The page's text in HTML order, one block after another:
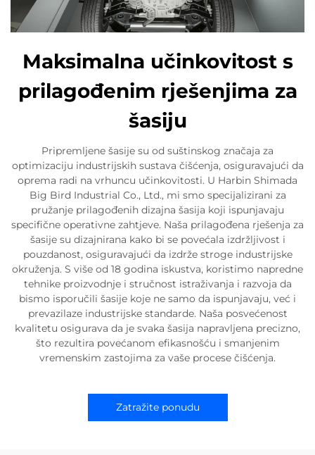
Maksimalna učinkovitost s
prilagođenim rješenjima za
šasiju
Pripremljene šasije su od suštinskog značaja za
optimizaciju industrijskih sustava čišćenja, osiguravajući da
oprema radi na vrhuncu učinkovitosti. U Harbin Shimada
Big Bird Industrial Co., Ltd., mi smo specijalizirani za
pružanje prilagođenih dizajna šasija koji ispunjavaju
specifične operativne zahtjeve. Naša prilagođena rješenja za
šasije su dizajnirana kako bi se povećala izdržljivost i
pouzdanost, osiguravajući da izdrže stroge industrijske
okruženja. S više od 18 godina iskustva, koristimo napredne
tehnike proizvodnje i stručnost istraživanja i razvoja da
bismo isporučili šasije koje ne samo da ispunjavaju, već i
prevazilaze industrijske standarde. Naša posvećenost
kvalitetu osigurava da je svaka šasija napravljena precizno,
što rezultira povećanom efikasnošću i smanjenim
vremenskim zastojima za vaše procese čišćenja.
Zatražite ponudu